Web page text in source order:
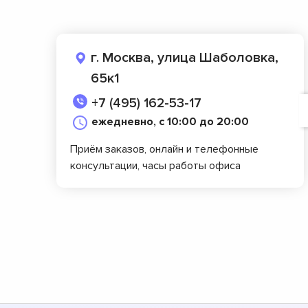
г. Москва, улица Шаболовка,
65к1
+7 (495) 162-53-17
ежедневно, с 10:00 до 20:00
Приём заказов, онлайн и телефонные
консультации, часы работы офиса